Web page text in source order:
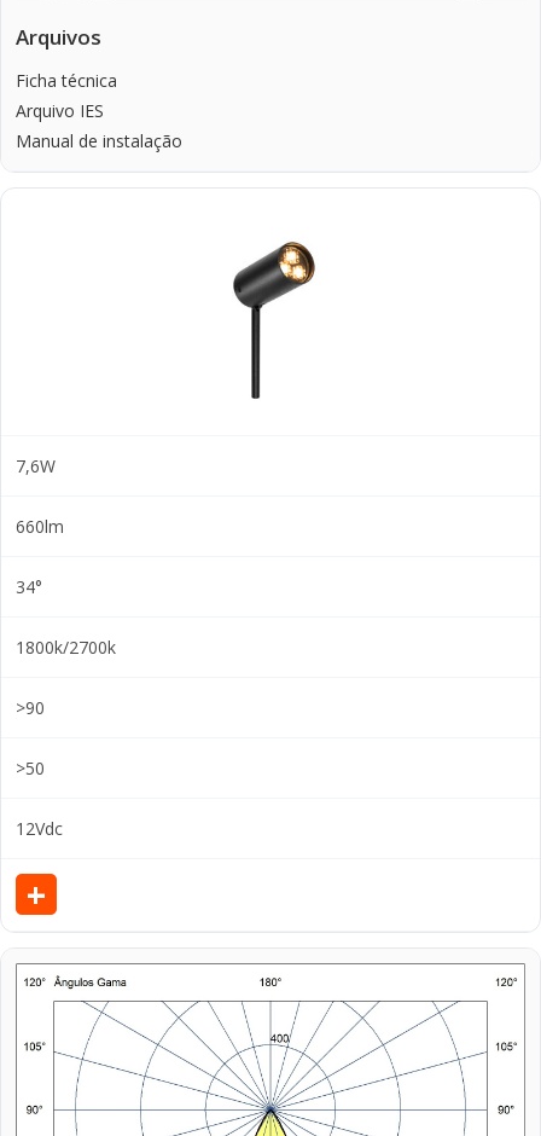
Arquivos
Ficha técnica
Arquivo IES
Manual de instalação
7,6W
660lm
34°
1800k/2700k
>90
>50
12Vdc
+V
e
r
d
e
a